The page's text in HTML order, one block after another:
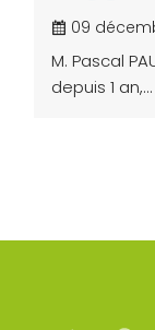
09
M. Pascal
depuis 1 an,...